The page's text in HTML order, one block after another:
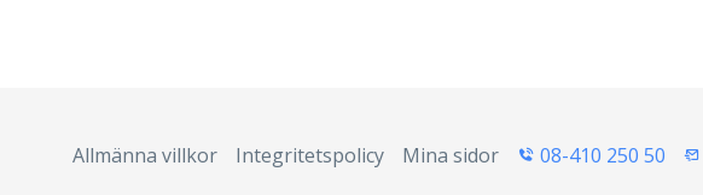
Allmänna villkor Integritetspolicy Mina sidor 08-410 250 50